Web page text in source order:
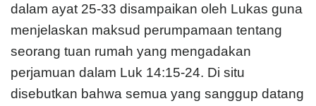
dalam ayat 25-33 disampaikan oleh Lukas guna
menjelaskan maksud perumpamaan tentang
seorang tuan rumah yang mengadakan
perjamuan dalam Luk 14:15-24. Di situ
disebutkan bahwa semua yang sanggup datang